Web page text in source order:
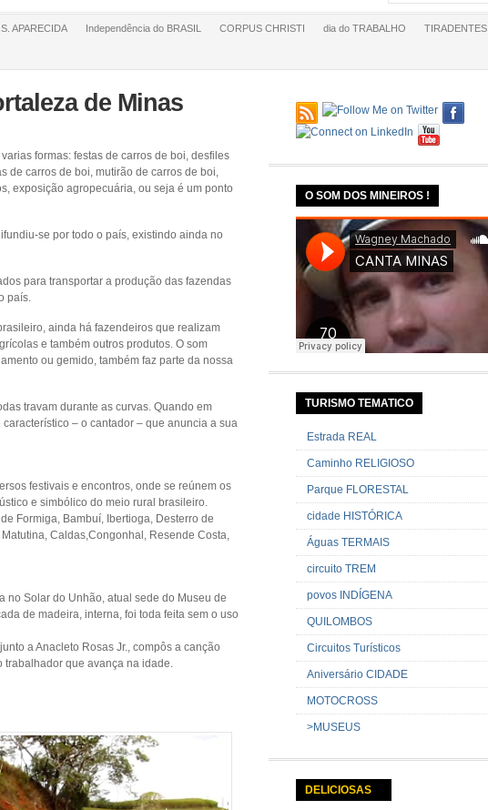
APARECIDA Independência do BRASIL CORPUS CHRISTI dia do TRABALHO TIRADENTES
de Minas
formas: festas de carros de boi, desfiles
de carros de boi, mutirão de carros de boi,
exposição agropecuária, ou seja é um ponto
se por todo o país, existindo ainda no
para transportar a produção das fazendas
país.
ainda há fazendeiros que realizam
e também outros produtos. O som
ou gemido, também faz parte da nossa
travam durante as curvas. Quando em
– o cantador – que anuncia a sua
festivais e encontros, onde se reúnem os
e simbólico do meio rural brasileiro.
Formiga, Bambuí, Ibertioga, Desterro de
Caldas,Congonhal, Resende Costa,
no Solar do Unhão, atual sede do Museu de
de madeira, interna, foi toda feita sem o uso
a Anacleto Rosas Jr., compôs a canção
trabalhador que avança na idade.
O SOM DOS MINEIROS !
TURISMO TEMATICO
Estrada REAL
Caminho RELIGIOSO
Parque FLORESTAL
cidade HISTÓRICA
Águas TERMAIS
circuito TREM
povos INDÍGENA
QUILOMBOS
Circuitos Turísticos
Aniversário CIDADE
MOTOCROSS
>MUSEUS
DELICIOSAS